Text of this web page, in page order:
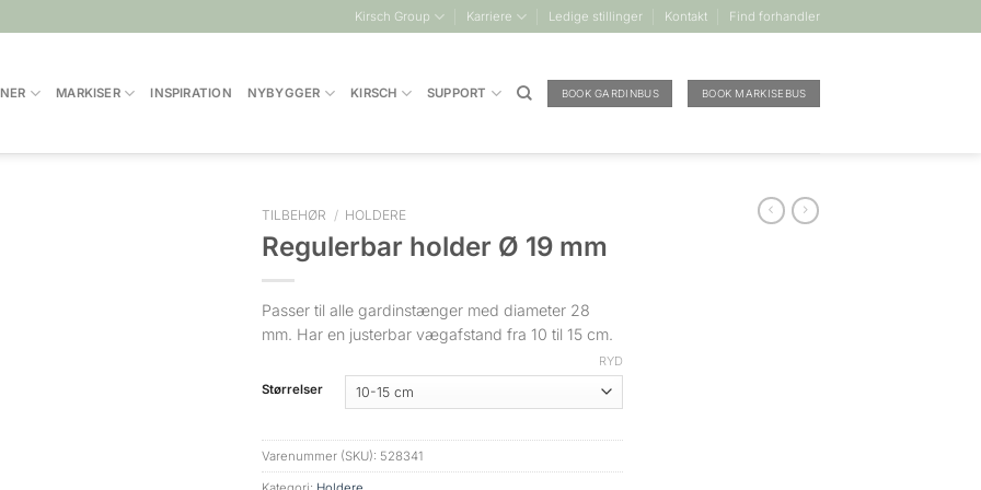
Kirsch Group Karriere Ledige stillinger Kontakt Find forhandler
MARKISER INSPIRATION NYBYGGER KIRSCH SUPPORT BOOK GARDINBUS BOOK MARKISEBUS
TILBEHØR / HOLDERE
Regulerbar holder Ø 19 mm
Passer til alle gardinstænger med diameter 28
mm. Har en justerbar vægafstand fra 10 til 15 cm.
Størrelser
RYD
Varenummer (SKU): 528341